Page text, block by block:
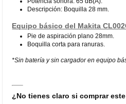
Descripción: Boquilla 28 mm.
Equipo básico del Makita
Pie de aspiración plano 28mm.
Boquilla corta para ranuras.
*Sin batería y sin cargador en equipo
¿No tienes claro si comprar